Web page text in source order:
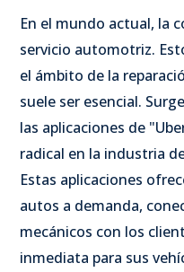
En el mundo actual, la
servicio automotriz.
el ámbito de la
suele ser esencial.
las aplicaciones de
radical en la industria
Estas aplicaciones
autos a demanda,
mecánicos con los
inmediata para sus